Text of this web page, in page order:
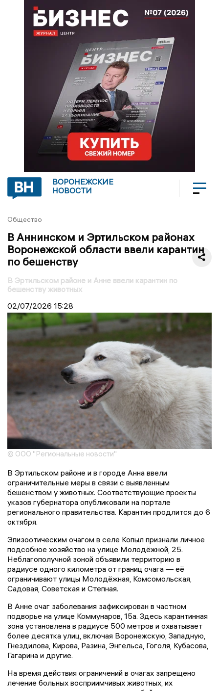
ВОРОНЕЖСКИЕ
НОВОСТИ
Общество
В Аннинском и Эртильском районах
Воронежской области ввели карантин
по бешенству
В Эртильском районе и Анне ввели карантин по
бешенству животных
02/07/2026 15:28
© ООО "Региональные новости"
В Эртильском районе и в городе Анна ввели
ограничительные меры в связи с выявленным
бешенством у животных. Соответствующие проекты
указов губернатора опубликовали на портале
регионального правительства. Карантин продлится до 6
октября.
Эпизоотическим очагом в селе Копыл признали личное
подсобное хозяйство на улице Молодёжной, 25.
Неблагополучной зоной объявили территорию в
радиусе одного километра от границ очага — её
ограничивают улицы Молодёжная, Комсомольская,
Садовая, Советская и Степная.
В Анне очаг заболевания зафиксирован в частном
подворье на улице Коммунаров, 15а. Здесь карантинная
зона установлена в радиусе 500 метров и охватывает
более десятка улиц, включая Воронежскую, Западную,
Гнездилова, Кирова, Разина, Энгельса, Гоголя, Кубасова,
Гагарина и другие.
На время действия ограничений в очагах запрещено
лечение больных восприимчивых животных, их